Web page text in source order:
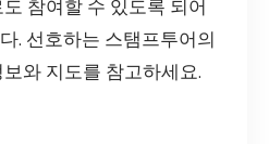
참여할 수 있도록 되어
. 선호하는 스탬프투어의
와 지도를 참고하세요.